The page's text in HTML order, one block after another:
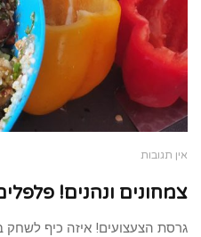
אין תגובות
צמחונים ונהנים!
גרסת הצעצועים! איזה כיף לשחק